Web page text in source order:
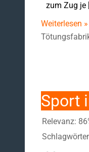
zum Zug je
Weiterlesen »
Sport
Relevanz: